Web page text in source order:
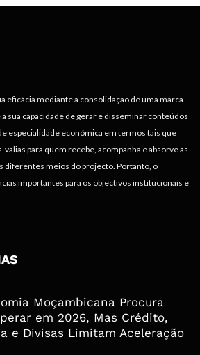
eficácia mediante a consolidação de uma marca
sua capacidade de gerar e disseminar conteúdos
especialidade económica em termos tais que
para quem recebe, acompanha e absorve as
diferentes meios do projecto. Portanto, o
importantes para os objectivos institucionais e
Moçambicana Procura
em 2026, Mas Crédito,
e Divisas Limitam Aceleração